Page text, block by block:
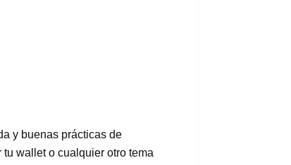
y buenas prácticas de
wallet o cualquier otro tema